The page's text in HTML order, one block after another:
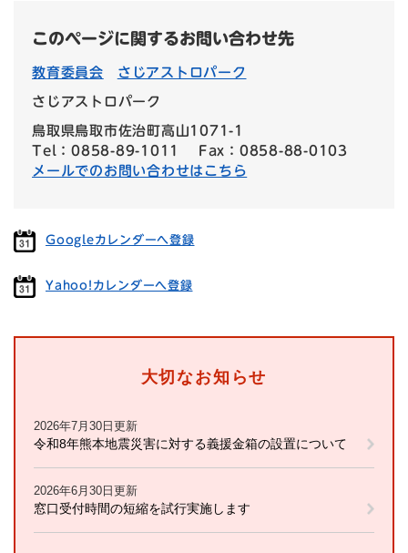
このページに関するお問い合わせ先
教育委員会 さじアストロパーク
さじアストロパーク
鳥取県鳥取市佐治町高山1071-1
Tel：0858-89-1011
Fax：0858-88-0103
メールでのお問い合わせはこちら
Googleカレンダーへ登録
Yahoo!カレンダーへ登録
大切なお知らせ
2026年7月30日更新
令和8年熊本地震災害に対する義援金箱の設置について
2026年6月30日更新
窓口受付時間の短縮を試行実施します